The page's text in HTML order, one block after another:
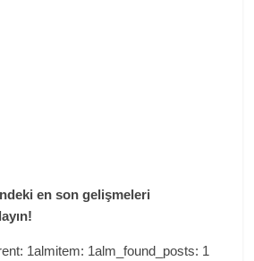
en son gelişmeleri
1almitem: 1alm_found_posts: 1